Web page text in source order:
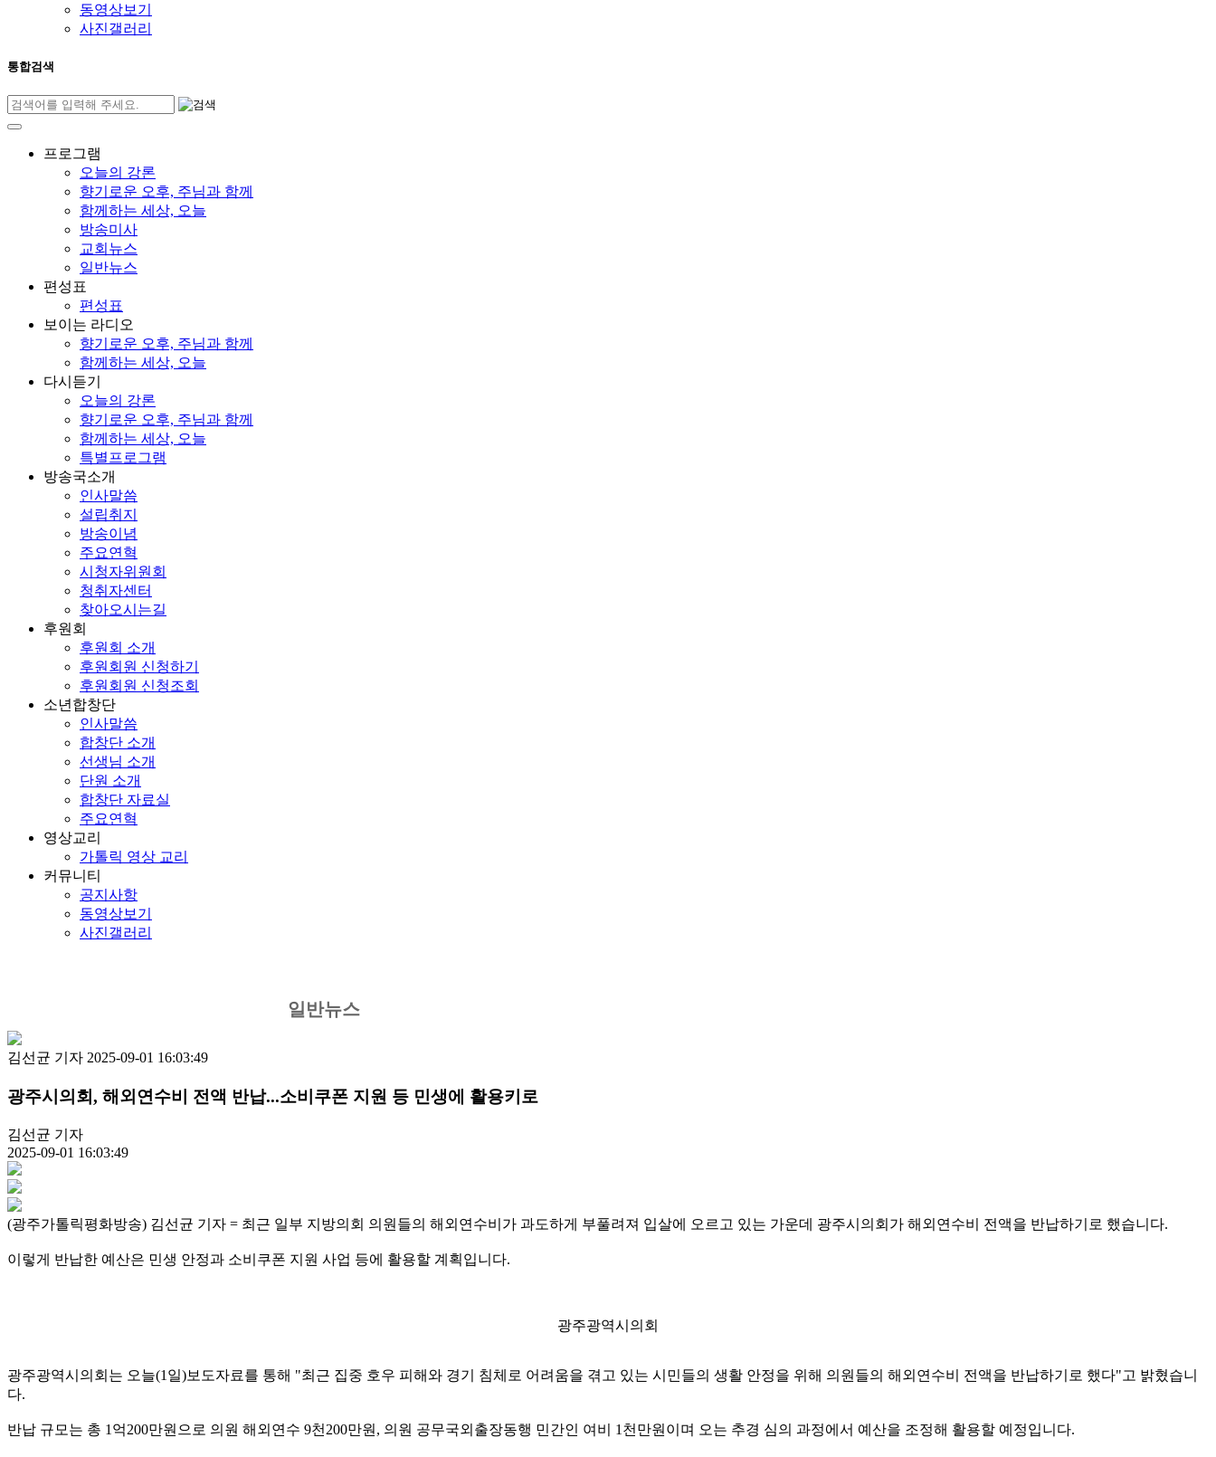
동영상보기
사진갤러리
통합검색
프로그램
오늘의 강론
향기로운 오후, 주님과 함께
함께하는 세상, 오늘
방송미사
교회뉴스
일반뉴스
편성표
편성표
보이는 라디오
향기로운 오후, 주님과 함께
함께하는 세상, 오늘
다시듣기
오늘의 강론
향기로운 오후, 주님과 함께
함께하는 세상, 오늘
특별프로그램
방송국소개
인사말씀
설립취지
방송이념
주요연혁
시청자위원회
청취자센터
찾아오시는길
후원회
후원회 소개
후원회원 신청하기
후원회원 신청조회
소년합창단
인사말씀
합창단 소개
선생님 소개
단원 소개
합창단 자료실
주요연혁
영상교리
가톨릭 영상 교리
커뮤니티
공지사항
동영상보기
사진갤러리
일반뉴스
김선균 기자 2025-09-01 16:03:49
광주시의회, 해외연수비 전액 반납...소비쿠폰 지원 등 민생에 활용키로
김선균 기자
2025-09-01 16:03:49
(광주가톨릭평화방송) 김선균 기자 = 최근 일부 지방의회 의원들의 해외연수비가 과도하게 부풀려져 입살에 오르고 있는 가운데 광주시의회가 해외연수비 전액을 반납하기로 했습니다.
이렇게 반납한 예산은 민생 안정과 소비쿠폰 지원 사업 등에 활용할 계획입니다.
광주광역시의회
광주광역시의회는 오늘(1일)보도자료를 통해 "최근 집중 호우 피해와 경기 침체로 어려움을 겪고 있는 시민들의 생활 안정을 위해 의원들의 해외연수비 전액을 반납하기로 했다"고 밝혔습니
다.
반납 규모는 총 1억200만원으로 의원 해외연수 9천200만원, 의원 공무국외출장동행 민간인 여비 1천만원이며 오는 추경 심의 과정에서 예산을 조정해 활용할 예정입니다.